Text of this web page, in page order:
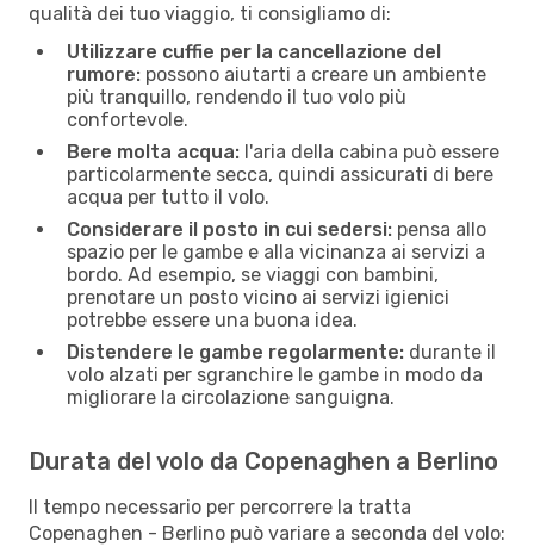
qualità dei tuo viaggio, ti consigliamo di:
Utilizzare cuffie per la cancellazione del
rumore: possono aiutarti a creare un ambiente
più tranquillo, rendendo il tuo volo più
confortevole.
Bere molta acqua: l'aria della cabina può essere
particolarmente secca, quindi assicurati di bere
acqua per tutto il volo.
Considerare il posto in cui sedersi: pensa allo
spazio per le gambe e alla vicinanza ai servizi a
bordo. Ad esempio, se viaggi con bambini,
prenotare un posto vicino ai servizi igienici
potrebbe essere una buona idea.
Distendere le gambe regolarmente: durante il
volo alzati per sgranchire le gambe in modo da
migliorare la circolazione sanguigna.
Durata del volo da Copenaghen a Berlino
Il tempo necessario per percorrere la tratta
Copenaghen - Berlino può variare a seconda del volo: